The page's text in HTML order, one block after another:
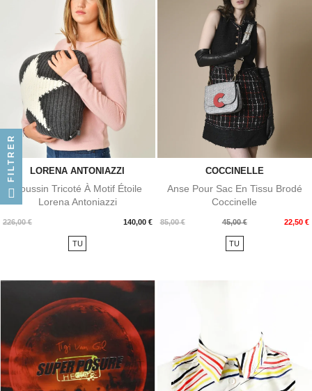
LORENA ANTONIAZZI
Coussin Tricoté À Motif Étoile
Lorena Antoniazzi
226,00 € 140,00 €
Prix
TU
COCCINELLE
Anse Pour Sac En Tissu Brodé
Coccinelle
85,00 €
Prix
45,00 € 22,50 €
Prix
TU
FILTRER